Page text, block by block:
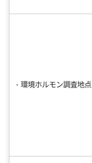
・環境ホルモン調査地点